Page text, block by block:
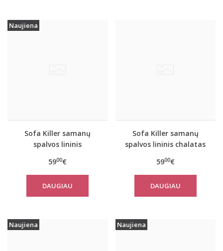
Naujiena
Sofa Killer samanų
spalvos lininis
5900€
DAUGIAU
Sofa Killer samanų
spalvos lininis chalatas
5900€
DAUGIAU
Naujiena Naujiena